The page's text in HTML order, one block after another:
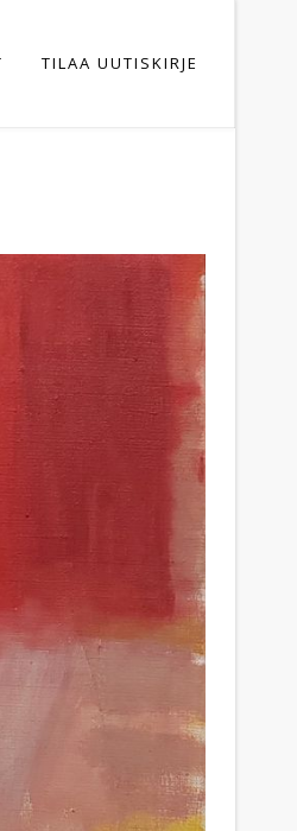
TILAA UUTISKIRJE